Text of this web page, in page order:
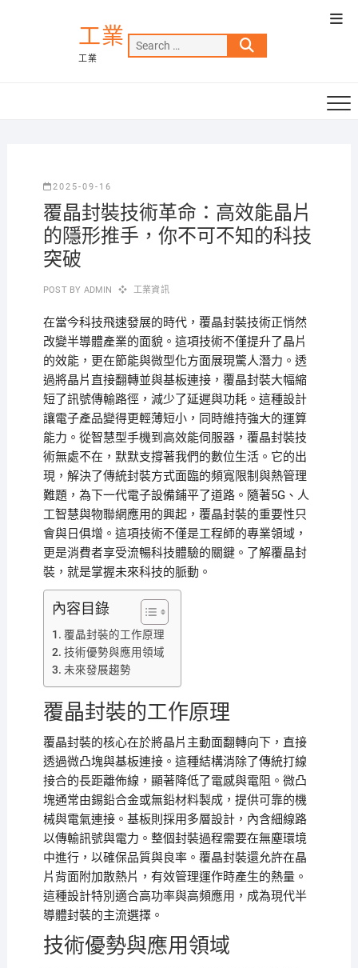
工業
工業
Search
…
2025-09-16
覆晶封裝技術革命：高效能晶片
的隱形推手，你不可不知的科技
突破
POST BY ADMIN 工業資訊
在當今科技飛速發展的時代，覆晶封裝技術正悄然
改變半導體產業的面貌。這項技術不僅提升了晶片
的效能，更在節能與微型化方面展現驚人潛力。透
過將晶片直接翻轉並與基板連接，覆晶封裝大幅縮
短了訊號傳輸路徑，減少了延遲與功耗。這種設計
讓電子產品變得更輕薄短小，同時維持強大的運算
能力。從智慧型手機到高效能伺服器，覆晶封裝技
術無處不在，默默支撐著我們的數位生活。它的出
現，解決了傳統封裝方式面臨的頻寬限制與熱管理
難題，為下一代電子設備鋪平了道路。隨著5G、人
工智慧與物聯網應用的興起，覆晶封裝的重要性只
會與日俱增。這項技術不僅是工程師的專業領域，
更是消費者享受流暢科技體驗的關鍵。了解覆晶封
裝，就是掌握未來科技的脈動。
內容目錄
覆晶封裝的工作原理
技術優勢與應用領域
未來發展趨勢
覆晶封裝的工作原理
覆晶封裝的核心在於將晶片主動面翻轉向下，直接
透過微凸塊與基板連接。這種結構消除了傳統打線
接合的長距離佈線，顯著降低了電感與電阻。微凸
塊通常由錫鉛合金或無鉛材料製成，提供可靠的機
械與電氣連接。基板則採用多層設計，內含細線路
以傳輸訊號與電力。整個封裝過程需要在無塵環境
中進行，以確保品質與良率。覆晶封裝還允許在晶
片背面附加散熱片，有效管理運作時產生的熱量。
這種設計特別適合高功率與高頻應用，成為現代半
導體封裝的主流選擇。
技術優勢與應用領域